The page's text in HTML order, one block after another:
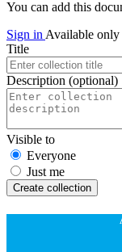
You can add this
Sign in Available only
Title
Description (optional)
Visible to
Everyone
Just me
Create collection